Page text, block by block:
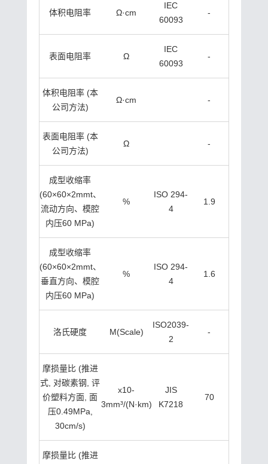
体积电阻率 Ω·cm
IEC
60093
-
表面电阻率 Ω
IEC
60093
-
体积电阻率 (本
公司方法)
Ω·cm -
表面电阻率 (本
公司方法)
Ω -
成型收缩率
(60×60×2mmt、
流动方向、模腔
内压60 MPa)
%
ISO 294-
4
1.9
成型收缩率
(60×60×2mmt、
垂直方向、模腔
内压60 MPa)
%
ISO 294-
4
1.6
洛氏硬度 M(Scale)
ISO2039-
2
-
摩损量比 (推进
式, 对碳素钢, 评
价塑料方面, 面
压0.49MPa,
30cm/s)
x10-
3mm³/(N·km)
JIS
K7218
70
摩损量比 (推进